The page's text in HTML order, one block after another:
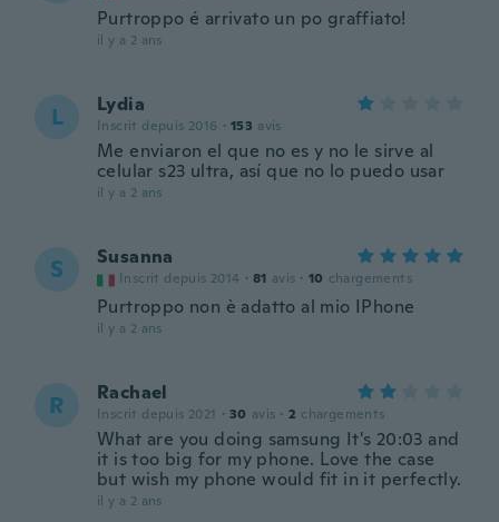
Purtroppo é arrivato un po graffiato!
il y a 2 ans
L Lydia
Inscrit depuis 2016 · 153 avis
Me enviaron el que no es y no le sirve al
celular s23 ultra, así que no lo puedo usar
il y a 2 ans
S Susanna
Inscrit depuis 2014 · 81 avis · 10 chargements
Purtroppo non è adatto al mio IPhone
il y a 2 ans
R Rachael
Inscrit depuis 2021 · 30 avis · 2 chargements
What are you doing samsung It's 20:03 and
it is too big for my phone. Love the case
but wish my phone would fit in it perfectly.
il y a 2 ans